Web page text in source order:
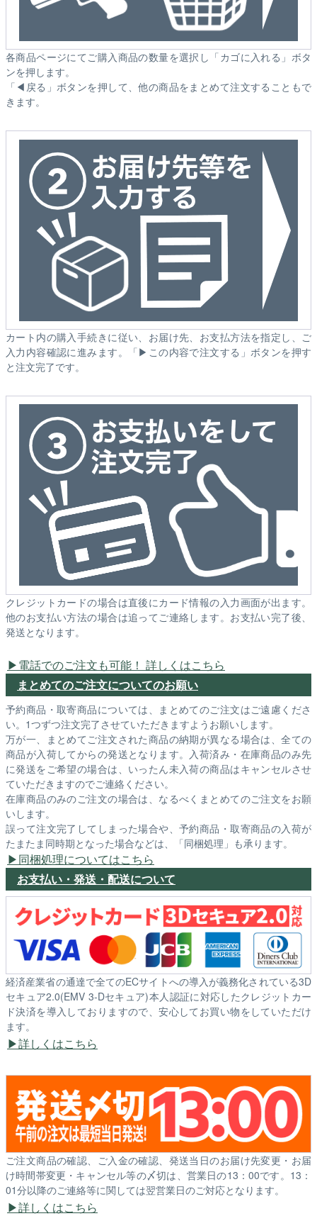
各商品ページにてご購入商品の数量を選択し「カゴに入れる」ボタ
ンを押します。
「◀戻る」ボタンを押して、他の商品をまとめて注文することもで
きます。
カート内の購入手続きに従い、お届け先、お支払方法を指定し、ご
入力内容確認に進みます。「▶この内容で注文する」ボタンを押す
と注文完了です。
クレジットカードの場合は直後にカード情報の入力画面が出ます。
他のお支払い方法の場合は追ってご連絡します。お支払い完了後、
発送となります。
電話でのご注文も可能！ 詳しくはこちら
まとめてのご注文についてのお願い
予約商品・取寄商品については、まとめてのご注文はご遠慮くださ
い。1つずつ注文完了させていただきますようお願いします。
万が一、まとめてご注文された商品の納期が異なる場合は、全ての
商品が入荷してからの発送となります。入荷済み・在庫商品のみ先
に発送をご希望の場合は、いったん未入荷の商品はキャンセルさせ
ていただきますのでご連絡ください。
在庫商品のみのご注文の場合は、なるべくまとめてのご注文をお願
いします。
誤って注文完了してしまった場合や、予約商品・取寄商品の入荷が
たまたま同時期となった場合などは、「同梱処理」も承ります。
同梱処理についてはこちら
お支払い・発送・配送について
経済産業省の通達で全てのECサイトへの導入が義務化されている3D
セキュア2.0(EMV 3-Dセキュア)本人認証に対応したクレジットカー
ド決済を導入しておりますので、安心してお買い物をしていただけ
ます。
詳しくはこちら
ご注文商品の確認、ご入金の確認、発送当日のお届け先変更・お届
け時間帯変更・キャンセル等の〆切は、営業日の13：00です。13：
01分以降のご連絡等に関しては翌営業日のご対応となります。
詳しくはこちら